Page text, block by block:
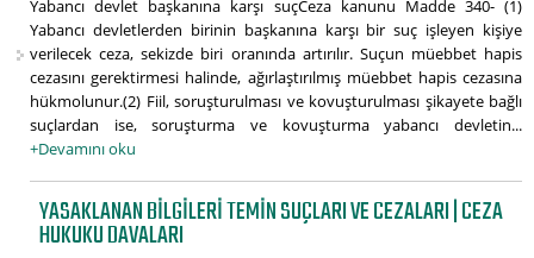
Yabancı devlet başkanına karşı suçCeza kanunu Madde 340- (1)
Yabancı devletlerden birinin başkanına karşı bir suç işleyen kişiye
verilecek ceza, sekizde biri oranında artırılır. Suçun müebbet hapis
cezasını gerektirmesi halinde, ağırlaştırılmış müebbet hapis cezasına
hükmolunur.(2) Fiil, soruşturulması ve kovuşturulması şikayete bağlı
suçlardan ise, soruşturma ve kovuşturma yabancı devletin...
+Devamını oku
YASAKLANAN BILGILERI TEMIN SUÇLARI VE CEZALARI | CEZA
HUKUKU DAVALARI